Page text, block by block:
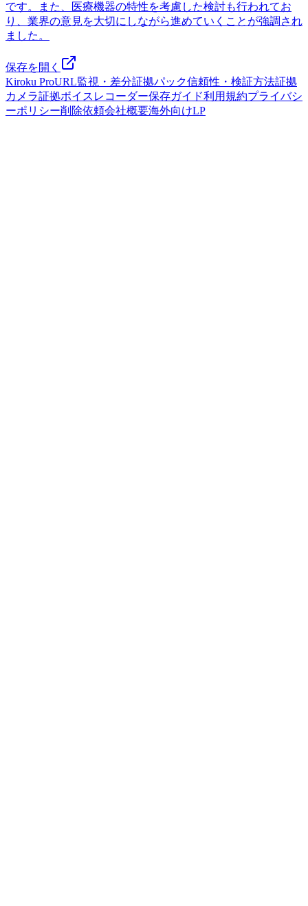
です。また、医療機器の特性を考慮した検討も行われてお
り、業界の意見を大切にしながら進めていくことが強調され
ました。
保存を開く
Kiroku ProURL監視・差分証拠パック信頼性・検証方法証拠
カメラ証拠ボイスレコーダー保存ガイド利用規約プライバシ
ーポリシー削除依頼会社概要海外向けLP